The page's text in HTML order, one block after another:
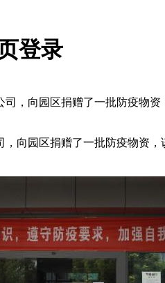
登录
，向园区捐赠了一批防疫物
向园区捐赠了一批防疫物资